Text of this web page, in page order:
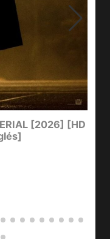
[2026] [HD